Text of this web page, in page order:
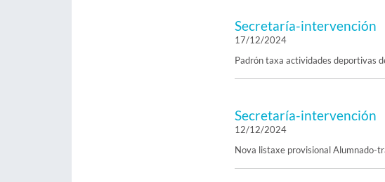
Secretaría-intervención
17/12/2024
Padrón taxa actividades deportivas
Secretaría-intervención
12/12/2024
Nova listaxe provisional Alumnado-